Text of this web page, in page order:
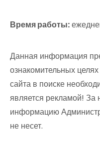
Время работы:
Данная информация
ознакомительных
сайта в поиске
является рекламой!
информацию
не несет.